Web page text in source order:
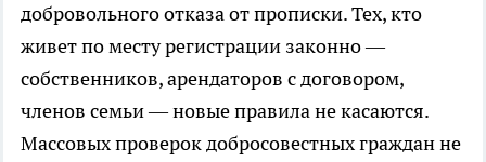
добровольного отказа от прописки. Тех, кто
живет по месту регистрации законно —
собственников, арендаторов с договором,
членов семьи — новые правила не касаются.
Массовых проверок добросовестных граждан не